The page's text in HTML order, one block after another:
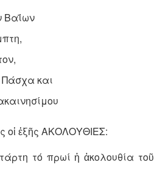
Βαΐων
Πάσχα και
οἱ ἑξῆς ΑΚΟΛΟΥΘΙΕΣ:
τό πρωί ἡ ἀκολουθία τοῦ